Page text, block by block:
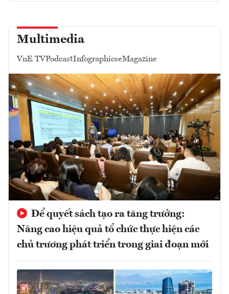
Multimedia
VnE TVPodcastInfographicseMagazine
Để quyết sách tạo ra tăng trưởng:
Nâng cao hiệu quả tổ chức thực hiện các
chủ trương phát triển trong giai đoạn mới